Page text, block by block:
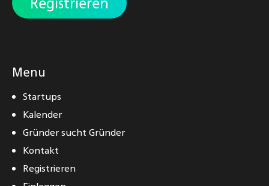
Menu
Startups
Kalender
Gründer sucht Gründer
Kontakt
Registrieren